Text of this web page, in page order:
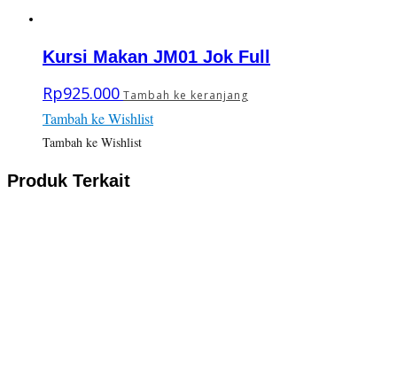
Kursi Makan JM01 Jok Full
Rp925.000 Tambah ke keranjang
Tambah ke Wishlist
Tambah ke Wishlist
Produk Terkait